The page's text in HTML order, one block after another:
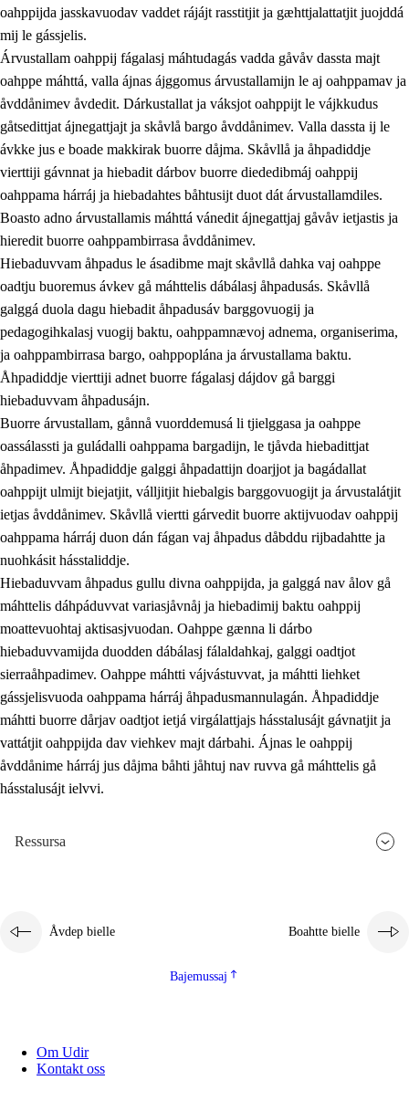
oahppijda jasskavuodav vaddet rájájt rasstitjit ja gæhttjalattatjit juojddá
mij le gássjelis.
Árvustallam oahppij fágalasj máhtudagás vadda gåvåv dassta majt
oahppe máhttá, valla ájnas ájggomus árvustallamijn le aj oahppamav ja
åvddånimev åvdedit. Dárkustallat ja váksjot oahppijt le vájkkudus
gåtsedittjat ájnegattjajt ja skåvlå bargo åvddånimev. Valla dassta ij le
ávkke jus e boade makkirak buorre dåjma. Skåvllå ja åhpadiddje
vierttiji gávnnat ja hiebadit dárbov buorre diededibmáj oahppij
oahppama hárráj ja hiebadahtes båhtusijt duot dát árvustallamdiles.
Boasto adno árvustallamis máhttá vánedit ájnegattjaj gåvåv ietjastis ja
hieredit buorre oahppambirrasa åvddånimev.
Hiebaduvvam åhpadus le ásadibme majt skåvllå dahka vaj oahppe
oadtju buoremus ávkev gå máhttelis dábálasj åhpadusás. Skåvllå
galggá duola dagu hiebadit åhpadusáv barggovuogij ja
pedagogihkalasj vuogij baktu, oahppamnævoj adnema, organiserima,
ja oahppambirrasa bargo, oahppoplána ja árvustallama baktu.
Åhpadiddje vierttiji adnet buorre fágalasj dájdov gå barggi
hiebaduvvam åhpadusájn.
Buorre árvustallam, gånnå vuorddemusá li tjielggasa ja oahppe
oassálassti ja guládalli oahppama bargadijn, le tjåvda hiebadittjat
åhpadimev. Åhpadiddje galggi åhpadattijn doarjjot ja bagádallat
oahppijt ulmijt biejatjit, válljitjit hiebalgis barggovuogijt ja árvustalátjit
ietjas åvddånimev. Skåvllå viertti gárvedit buorre aktijvuodav oahppij
oahppama hárráj duon dán fágan vaj åhpadus dåbddu rijbadahtte ja
nuohkásit hásstaliddje.
Hiebaduvvam åhpadus gullu divna oahppijda, ja galggá nav ålov gå
máhttelis dáhpáduvvat variasjåvnåj ja hiebadimij baktu oahppij
moattevuohtaj aktisasjvuodan. Oahppe gænna li dárbo
hiebaduvvamijda duodden dábálasj fálaldahkaj, galggi oadtjot
sierraåhpadimev. Oahppe máhtti vájvástuvvat, ja máhtti liehket
gássjelisvuoda oahppama hárráj åhpadusmannulagán. Åhpadiddje
máhtti buorre dårjav oadtjot ietjá virgálattjajs hásstalusájt gávnatjit ja
vattátjit oahppijda dav viehkev majt dárbahi. Ájnas le oahppij
åvddånime hárráj jus dåjma båhti jåhtuj nav ruvva gå máhttelis gå
hásstalusájt ielvvi.
Ressursa
Åvdep bielle Boahtte bielle
Bajemussaj
Om Udir
Kontakt oss